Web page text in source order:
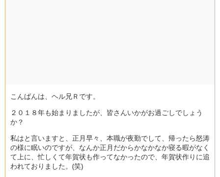
こんばんは、ヘル兄Ｒです。
２０１８年も始まりましたが、皆さんいかがお過ごしでしょう
か？
私はと言いますと、正月早々、本職が夜勤でして、帰ったら怒涛
の様に眠いのですが、なんか正月だからかなかなか寝る暇がなく
て上に、忙しくて年賀状も作ってなかったので、年賀状作りに追
われておりました。(笑)